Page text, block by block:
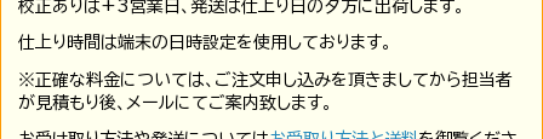
校正ありは+3営業日、発送は仕上り日の夕方に出荷します。
仕上り時間は端末の日時設定を使用しております。
※正確な料金については、ご注文申し込みを頂きましてから担当者
が見積もり後、メールにてご案内致します。